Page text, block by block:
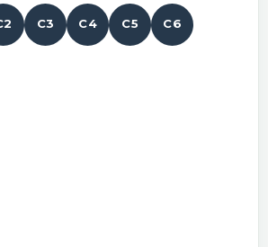
C3 C4 C5 C6